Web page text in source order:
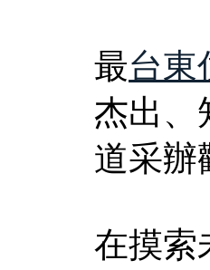
最台東
杰出、
道采辦
在摸索